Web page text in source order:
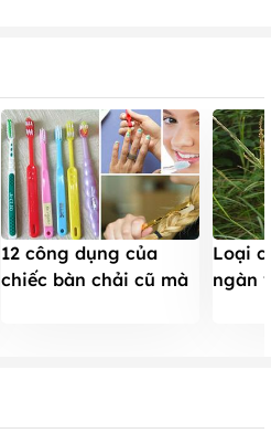
12 công dụng của
chiếc bàn chải cũ mà
Loại
ngàn